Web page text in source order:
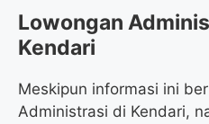
Lowongan
Kendari
Meskipun informasi ini
Administrasi di Kendari,